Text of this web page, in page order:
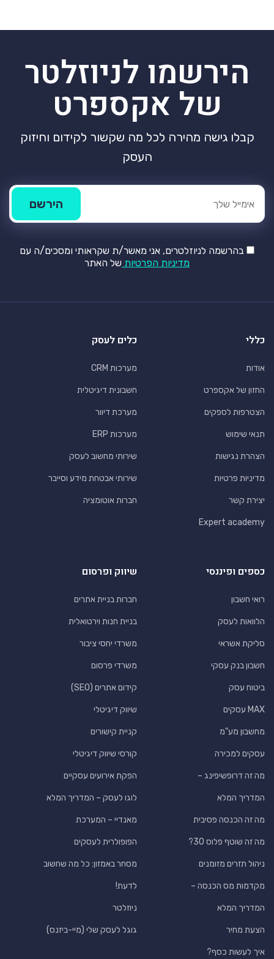
הירשמו לניוזלטר
של אקספרט
קבלו גישה מהירה לכל מה שקשור לקידום וחיזוק
העסק
בהרשמה לניוזלטרים, אני מאשר/ת שקראותי ומסכים/ה עם
מדיניות הפרטיות של האתר
כללי
אודות
החזון של אקספרט
הצטרפות לספקים
תנאי שימוש
הצהרת נגישות
מדיניות פרטיות
יצירת קשר
Expert academy
כלים לעסק
מערכות CRM
חשבונית דיגיטלית
מערכת דיוור
מערכות ERP
שירותי מחשוב לעסק
שירותי אבטחת מידע וסייבר
חברות אוטומציה
כספים ופיננסי
רואי חשבון
הלוואות לעסק
סליקת אשראי
חשבון בנק עסקי
ביטוח עסק
MAX עסקים
מחשבון מע"מ
עסקים למכירה
מה זה דרופשיפינג –
המדריך המלא
מה זה הכנסה פסיבית
מה זה שוטף פלוס 30?
ניהול תזרים מזומנים
מקדמות מס הכנסה –
המדריך המלא
הצעת מחיר
איך לעשות כסף?
שיווק ופרסום
חברות בניית אתרים
בניית חנות וירטואלית
משרדי יחסי ציבור
משרדי פרסום
קידום אתרים (SEO)
שיווק דיגיטלי
קניית קישורים
קורסי שיווק דיגיטלי
הפקת אירועים עסקיים
לוגו לעסק – המדריך המלא
מאנדיי – המערכת
הפופולרית לעסקים
מסחר באמזון: כל מה שחשוב
לדעת!
ניוזלטר
גוגל לעסק שלי (מיי-ביזנס)